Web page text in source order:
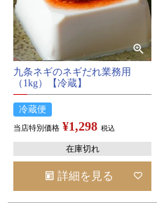
九条ネギのネギだれ業務用
（1kg）【冷蔵】
冷蔵便
当店特別価格 ¥1,298 税込
在庫切れ
詳細を見る